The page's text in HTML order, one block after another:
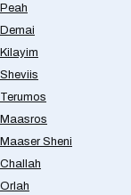
Peah
Demai
Kilayim
Sheviis
Terumos
Maasros
Maaser Sheni
Challah
Orlah